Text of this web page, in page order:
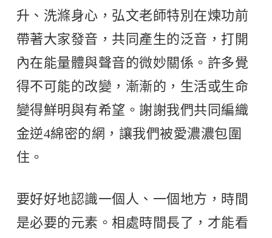
升、洗滌身心，弘文老師特別在煉功前
帶著大家發音，共同產生的泛音，打開
內在能量體與聲音的微妙關係。許多覺
得不可能的改變，漸漸的，生活或生命
變得鮮明與有希望。謝謝我們共同編織
金逆4綿密的網，讓我們被愛濃濃包圍
住。
要好好地認識一個人、一個地方，時間
是必要的元素。相處時間長了，才能看